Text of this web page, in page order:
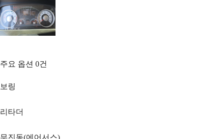
주요 옵션 0건
보링
리타더
무진동(에어서스)